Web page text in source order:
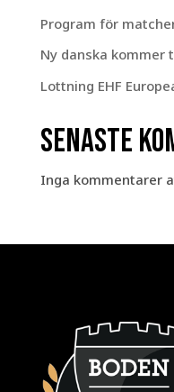
Program för
Ny danska kommer
Lottning EHF
Senaste
Inga kommentarer